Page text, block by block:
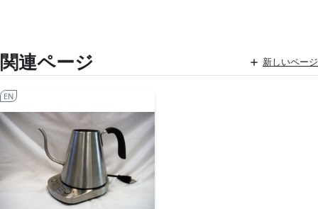
関連ページ 新しいページ
EN